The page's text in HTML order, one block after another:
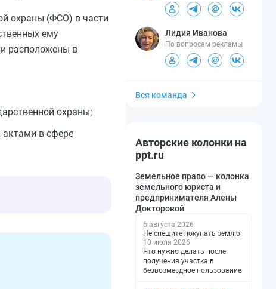
охраны (ФСО) в части
ему
расположены в
охраны;
актами в сфере
Лидия Иванова
По вопросам рекламы
Вся команда
Авторские колонки на
ppt.ru
Земельное право — колонка
земельного юриста и
предпринимателя Алены
Докторовой
5 августа 2026
Не спешите покупать землю
10 июля 2026
Что нужно делать после
получения участка в
безвозмездное пользование